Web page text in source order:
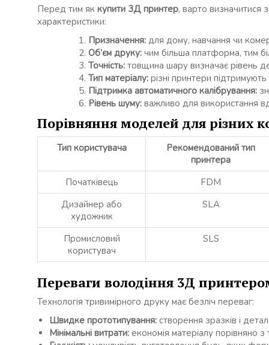
Перед тим як купити 3Д принтер, варто визначитися
характеристики:
Призначення: для дому, навчання чи
Об’єм друку: чим більша платформа, тим
Точність: товщина шару визначає рівень
Тип матеріалу: різні принтери
Підтримка автоматичного калібрування:
Рівень шуму: важливо для використання
Порівняння моделей для різних
Тип користувача
Рекомендований тип
принтера
Початківець
FDM
Дизайнер або
художник
SLA
Промисловий
користувач
SLS
Переваги володіння 3Д
Технологія тривимірного друку має безліч переваг:
Швидке прототипування: створення зразків і
Мінімальні витрати: економія матеріалу порівняно